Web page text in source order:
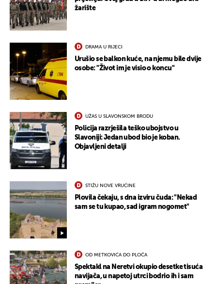
žarište
DRAMA U RIJECI
Urušio se balkon kuće, na njemu bile dvije
osobe: "Život im je visio o koncu"
UŽAS U SLAVONSKOM BRODU
Policija razrješila teško ubojstvo u
Slavoniji: Jedan ubod bio je koban.
Objavljeni detalji
STIŽU NOVE VRUĆINE
Plovila čekaju, s dna izviru čuda: "Nekad
sam se tu kupao, sad igram nogomet"
OD METKOVIĆA DO PLOČA
Spektakl na Neretvi okupio desetke tisuća
navijača, u napetoj utrci bodrio ih i sam
UKLJUČITE NOTIFIKACIJE